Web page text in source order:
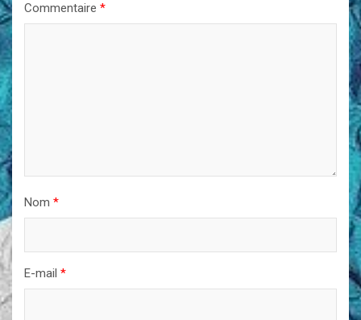
Commentaire *
Nom *
E-mail *